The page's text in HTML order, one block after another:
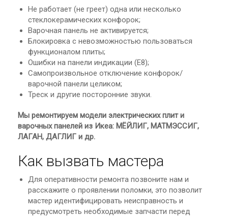
Не работает (не греет) одна или несколько
стеклокерамических конфорок;
Варочная панель не активируется;
Блокировка с невозможностью пользоваться
функционалом плиты;
Ошибки на панели индикации (E8);
Самопроизвольное отключение конфорок/
варочной панели целиком;
Треск и другие посторонние звуки.
Мы ремонтируем модели электрических плит и
варочных панелей из Икеа: МЁЙЛИГ, МАТМЭССИГ,
ЛАГАН, ДАГЛИГ и др.
Как вызвать мастера
Для оперативности ремонта позвоните нам и
расскажите о проявлении поломки, это позволит
мастер идентифицировать неисправность и
предусмотреть необходимые запчасти перед